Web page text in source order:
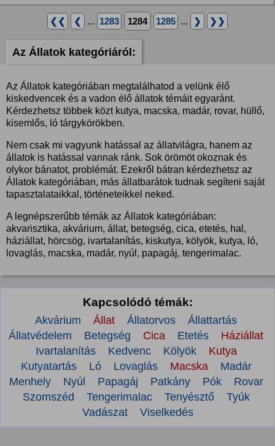
❮❮ ❮ ... 1283 1284 1285 ... ❯ ❯❯
Az Állatok kategóriáról:
Az Állatok kategóriában megtalálhatod a velünk élő
kiskedvencek és a vadon élő állatok témáit egyaránt.
Kérdezhetsz többek közt kutya, macska, madár, rovar, hüllő,
kisemlős, ló tárgykörökben.
Nem csak mi vagyunk hatással az állatvilágra, hanem az
állatok is hatással vannak ránk. Sok örömöt okoznak és
olykor bánatot, problémát. Ezekről bátran kérdezhetsz az
Állatok kategóriában, más állatbarátok tudnak segíteni saját
tapasztalataikkal, történeteikkel neked.
A legnépszerűbb témák az Állatok kategóriában:
akvarisztika, akvárium, állat, betegség, cica, etetés, hal,
háziállat, hörcsög, ivartalanítás, kiskutya, kölyök, kutya, ló,
lovaglás, macska, madár, nyúl, papagáj, tengerimalac.
Kapcsolódó témák:
Akvárium Állat Állatorvos
Állattartás
Állatvédelem
Betegség Cica Etetés
Háziállat
Ivartalanítás
Kedvenc Kölyök
Kutya
Kutyatartás
Ló Lovaglás Macska
Madár
Menhely
Nyúl Papagáj Patkány Pók
Rovar
Szomszéd
Tengerimalac Tenyésztő
Tyúk
Vadászat
Viselkedés